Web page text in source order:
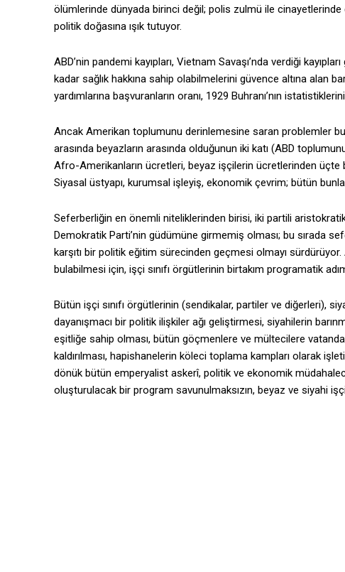
ölümlerinde dünyada birinci değil; polis zulmü ile
politik doğasına ışık tutuyor.
ABD’nin pandemi kayıpları, Vietnam Savaşı’nda verdiği
kadar sağlık hakkına sahip olabilmelerini güvence altına alan
yardımlarına başvuranların oranı, 1929 Buhranı’nın
Ancak Amerikan toplumunu derinlemesine saran problemler
arasında beyazların arasında olduğunun iki katı (ABD
Afro-Amerikanların ücretleri, beyaz işçilerin ücretlerinden üçte
Siyasal üstyapı, kurumsal işleyiş, ekonomik çevrim; bütün
Seferberliğin en önemli niteliklerinden birisi, iki partili
Demokratik Parti’nin güdümüne girmemiş olması; bu sırada
karşıtı bir politik eğitim sürecinden geçmesi olmayı
bulabilmesi için, işçi sınıfı örgütlerinin birtakım programatik
Bütün işçi sınıfı örgütlerinin (sendikalar, partiler ve diğerleri),
dayanışmacı bir politik ilişkiler ağı geliştirmesi, siyahilerin
eşitliğe sahip olması, bütün göçmenlere ve mültecilere
kaldırılması, hapishanelerin köleci toplama kampları olarak
dönük bütün emperyalist askerî, politik ve ekonomik
oluşturulacak bir program savunulmaksızın, beyaz ve siyahi